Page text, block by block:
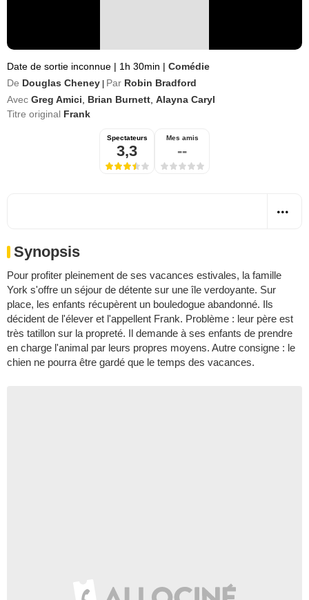
Date de sortie inconnue | 1h 30min | Comédie
De Douglas Cheney Par Robin Bradford
Avec Greg Amici Brian Burnett Alayna Caryl
Titre original Frank
Spectateurs
3,3
Mes amis
--
Synopsis
Pour profiter pleinement de ses vacances estivales, la famille
York s'offre un séjour de détente sur une île verdoyante. Sur
place, les enfants récupèrent un bouledogue abandonné. Ils
décident de l'élever et l'appellent Frank. Problème : leur père est
très tatillon sur la propreté. Il demande à ses enfants de prendre
en charge l'animal par leurs propres moyens. Autre consigne : le
chien ne pourra être gardé que le temps des vacances.